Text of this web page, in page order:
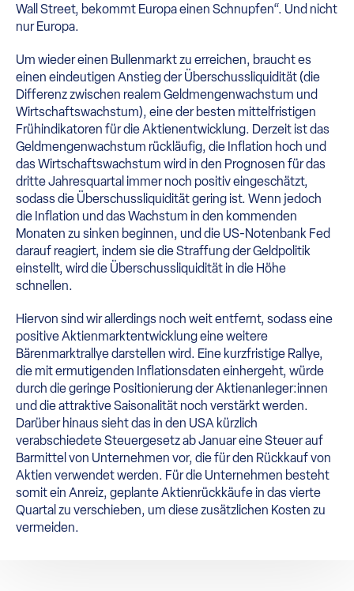
Wall Street, bekommt Europa einen Schnupfen“. Und nicht
nur Europa.
Um wieder einen Bullenmarkt zu erreichen, braucht es
einen eindeutigen Anstieg der Überschussliquidität (die
Differenz zwischen realem Geldmengenwachstum und
Wirtschaftswachstum), eine der besten mittelfristigen
Frühindikatoren für die Aktienentwicklung. Derzeit ist das
Geldmengenwachstum rückläufig, die Inflation hoch und
das Wirtschaftswachstum wird in den Prognosen für das
dritte Jahresquartal immer noch positiv eingeschätzt,
sodass die Überschussliquidität gering ist. Wenn jedoch
die Inflation und das Wachstum in den kommenden
Monaten zu sinken beginnen, und die US-Notenbank Fed
darauf reagiert, indem sie die Straffung der Geldpolitik
einstellt, wird die Überschussliquidität in die Höhe
schnellen.
Hiervon sind wir allerdings noch weit entfernt, sodass eine
positive Aktienmarktentwicklung eine weitere
Bärenmarktrallye darstellen wird. Eine kurzfristige Rallye,
die mit ermutigenden Inflationsdaten einhergeht, würde
durch die geringe Positionierung der Aktienanleger:innen
und die attraktive Saisonalität noch verstärkt werden.
Darüber hinaus sieht das in den USA kürzlich
verabschiedete Steuergesetz ab Januar eine Steuer auf
Barmittel von Unternehmen vor, die für den Rückkauf von
Aktien verwendet werden. Für die Unternehmen besteht
somit ein Anreiz, geplante Aktienrückkäufe in das vierte
Quartal zu verschieben, um diese zusätzlichen Kosten zu
vermeiden.